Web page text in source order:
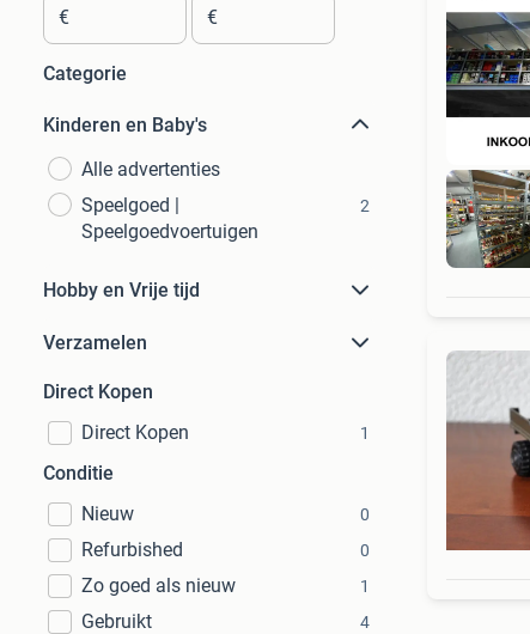
€ €
Categorie
Kinderen en Baby's
Alle advertenties
Speelgoed |
Speelgoedvoertuigen
2
Hobby en Vrije tijd
Verzamelen
Direct Kopen
Direct Kopen
1
Conditie
Nieuw
0
Refurbished 0
Zo goed als nieuw 1
Gebruikt 4